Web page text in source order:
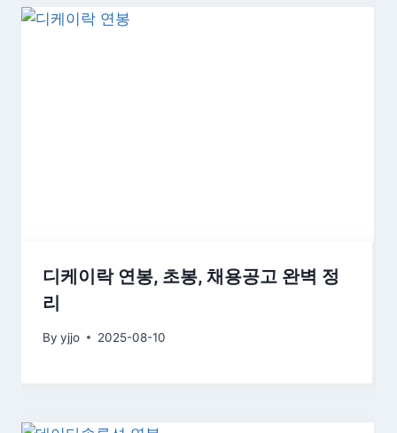
디케이락 연봉, 초봉, 채용공고 완벽 정
리
By yjjo 2025-08-10